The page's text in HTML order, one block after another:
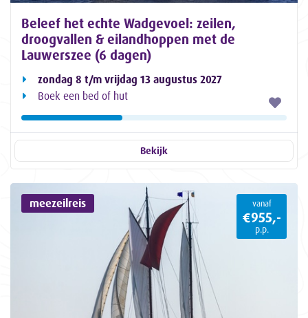
Beleef het echte Wadgevoel: zeilen,
droogvallen & eilandhoppen met de
Lauwerszee (6 dagen)
zondag 8 t/m vrijdag 13 augustus 2027
Boek een bed of hut
Bekijk
meezeilreis vanaf
€955,-
p.p.